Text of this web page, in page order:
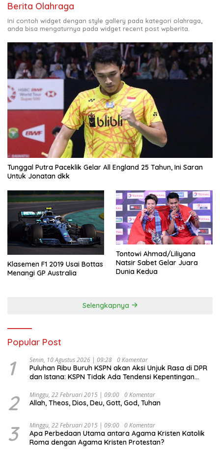
Berita Olahraga
Ini contoh widget dengan style gallery pada kategori olahraga,
anda bisa mengaturnya pada widget recent post wpberita.
Tunggal Putra Paceklik Gelar All England 25 Tahun, Ini Saran
Untuk Jonatan dkk
Klasemen F1 2019 Usai Bottas
Menangi GP Australia
Tontowi Ahmad/Liliyana
Natsir Sabet Gelar Juara
Dunia Kedua
Selengkapnya
Popular Post
1 Senin, 10 Agustus 2026 | 09:28 0 Komentar
Puluhan Ribu Buruh KSPN akan Aksi Unjuk Rasa di DPR
dan Istana: KSPN Tidak Ada Tendensi Kepentingan
2 Minggu, 22 Februari 2015 | 09:00 0 Komentar
Allah, Theos, Dios, Deu, Gott, God, Tuhan
3 Minggu, 22 Februari 2015 | 09:00 0 Komentar
Apa Perbedaan Utama antara Agama Kristen Katolik
Roma dengan Agama Kristen Protestan?